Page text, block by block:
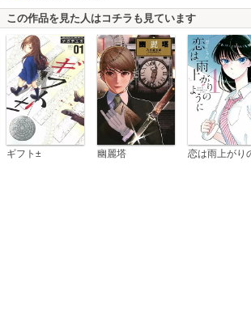
この作品を見た人はコチラも見ています
ギフト± 幽麗塔